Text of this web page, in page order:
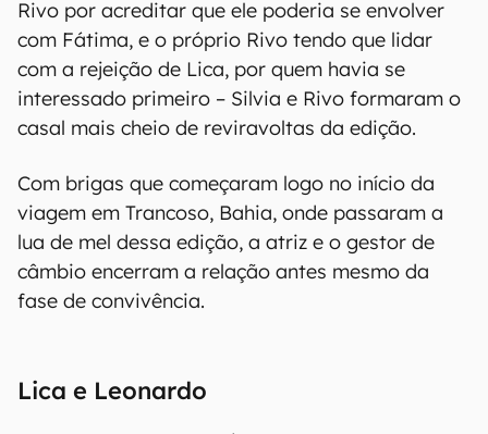
Rivo por acreditar que ele poderia se envolver
com Fátima, e o próprio Rivo tendo que lidar
com a rejeição de Lica, por quem havia se
interessado primeiro – Silvia e Rivo formaram o
casal mais cheio de reviravoltas da edição.
Com brigas que começaram logo no início da
viagem em Trancoso, Bahia, onde passaram a
lua de mel dessa edição, a atriz e o gestor de
câmbio encerram a relação antes mesmo da
fase de convivência.
Lica e Leonardo